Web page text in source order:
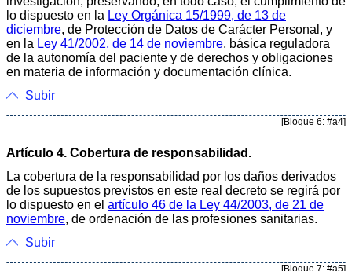
lo dispuesto en la Ley Orgánica 15/1999, de 13 de
diciembre, de Protección de Datos de Carácter Personal, y
en la Ley 41/2002, de 14 de noviembre, básica reguladora
de la autonomía del paciente y de derechos y obligaciones
en materia de información y documentación clínica.
Subir
[Bloque 6: #a4]
Artículo 4. Cobertura de responsabilidad.
La cobertura de la responsabilidad por los daños derivados
de los supuestos previstos en este real decreto se regirá por
lo dispuesto en el artículo 46 de la Ley 44/2003, de 21 de
noviembre, de ordenación de las profesiones sanitarias.
Subir
[Bloque 7: #a5]